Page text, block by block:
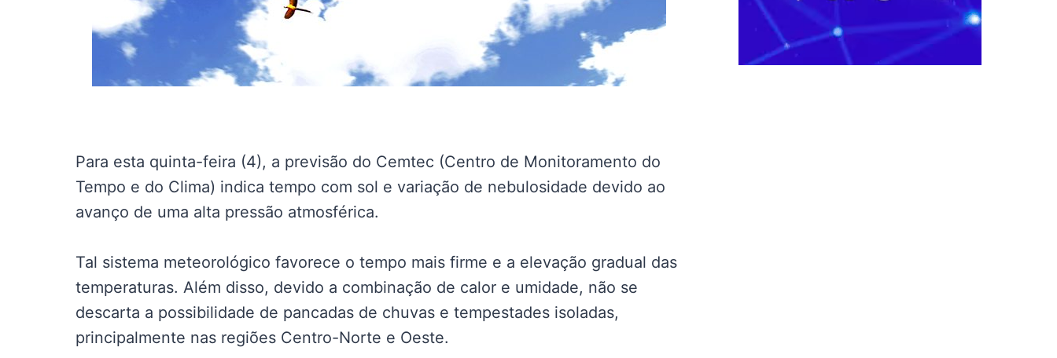
Para esta quinta-feira (4), a previsão do Cemtec (Centro de Monitoramento do
Tempo e do Clima) indica tempo com sol e variação de nebulosidade devido ao
avanço de uma alta pressão atmosférica.
Tal sistema meteorológico favorece o tempo mais firme e a elevação gradual das
temperaturas. Além disso, devido a combinação de calor e umidade, não se
descarta a possibilidade de pancadas de chuvas e tempestades isoladas,
principalmente nas regiões Centro-Norte e Oeste.